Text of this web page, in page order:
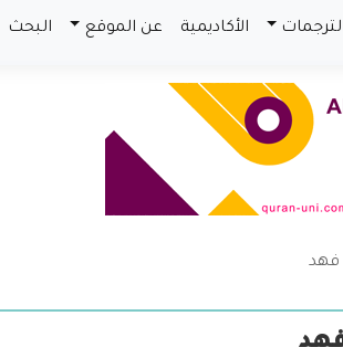
الأكاديمية عن الموقع البحث
فهد